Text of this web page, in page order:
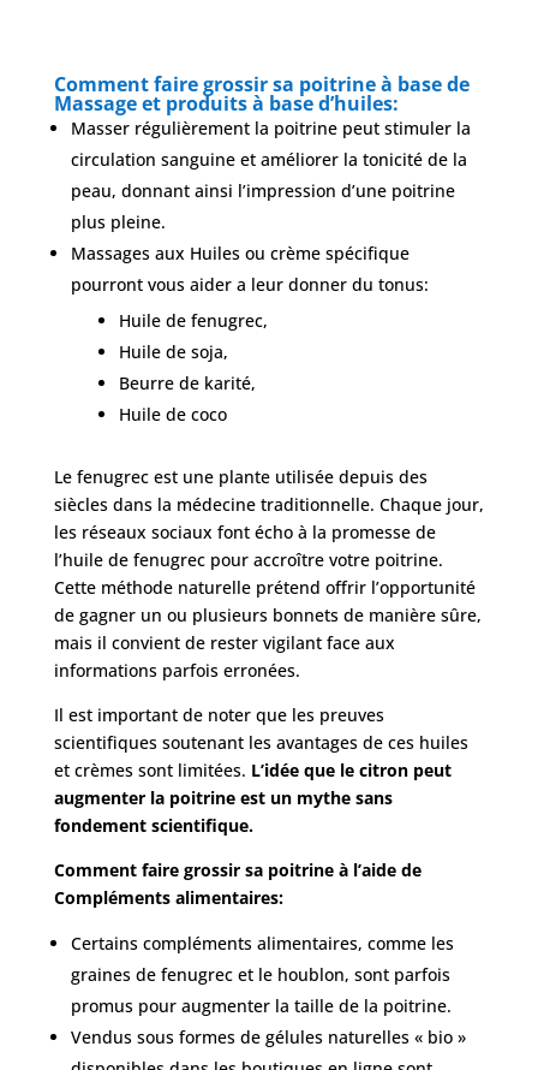
Comment faire grossir sa poitrine à base de
Massage et produits à base d’huiles:
Masser régulièrement la poitrine peut stimuler la
circulation sanguine et améliorer la tonicité de la
peau, donnant ainsi l’impression d’une poitrine
plus pleine.
Massages aux Huiles ou crème spécifique
pourront vous aider a leur donner du tonus:
Huile de fenugrec,
Huile de soja,
Beurre de karité,
Huile de coco
Le fenugrec est une plante utilisée depuis des
siècles dans la médecine traditionnelle. Chaque jour,
les réseaux sociaux font écho à la promesse de
l’huile de fenugrec pour accroître votre poitrine.
Cette méthode naturelle prétend offrir l’opportunité
de gagner un ou plusieurs bonnets de manière sûre,
mais il convient de rester vigilant face aux
informations parfois erronées.
Il est important de noter que les preuves
scientifiques soutenant les avantages de ces huiles
et crèmes sont limitées. L’idée que le citron peut
augmenter la poitrine est un mythe sans
fondement scientifique.
Comment faire grossir sa poitrine à l’aide de
Compléments alimentaires:
Certains compléments alimentaires, comme les
graines de fenugrec et le houblon, sont parfois
promus pour augmenter la taille de la poitrine.
Vendus sous formes de gélules naturelles « bio »